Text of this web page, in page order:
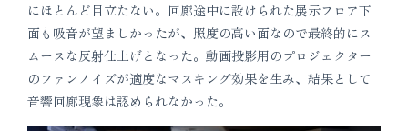
にほとんど目立たない。回廊途中に設けられた展示フロア下
面も吸音が望ましかったが、照度の高い面なので最終的にス
ムースな反射仕上げとなった。動画投影用のプロジェクター
のファンノイズが適度なマスキング効果を生み、結果として
音響回廊現象は認められなかった。